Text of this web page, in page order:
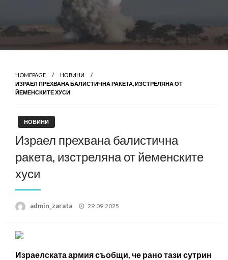
HOMEPAGE
НОВИНИ
ИЗРАЕЛ ПРЕХВАНА БАЛИСТИЧНА РАКЕТА, ИЗСТРЕЛЯНА ОТ
ЙЕМЕНСКИТЕ ХУСИ
НОВИНИ
Израел прехвана балистична
ракета, изстреляна от йеменските
хуси
admin_zarata
Posted
29.09.2025
Израелската армия съобщи, че рано тази сутрин